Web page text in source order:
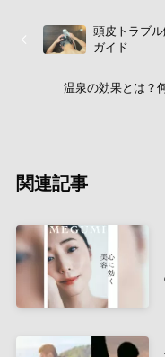
頭皮トラブ
ガイド
温泉の効果とは？
関連記事